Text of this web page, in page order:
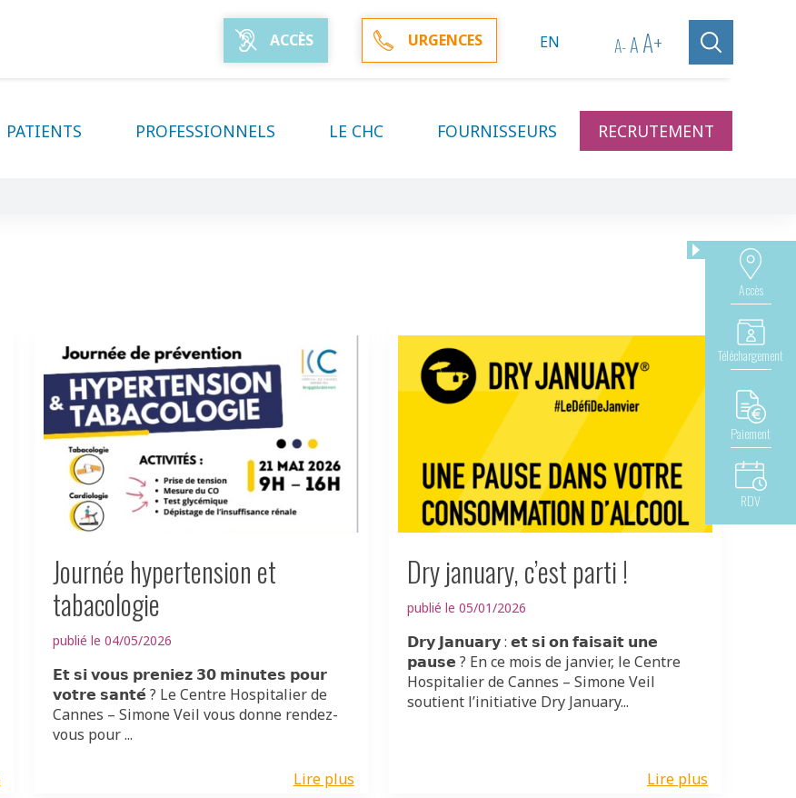
Accès
Téléchargement
Paiement
RDV
ACCÈS URGENCES EN A- AA+
PATIENTS PROFESSIONNELS LE CHC FOURNISSEURS RECRUTEMENT
Journée hypertension et
tabacologie
publié le 04/05/2026
𝗘𝘁 𝘀𝗶 𝘃𝗼𝘂𝘀 𝗽𝗿𝗲𝗻𝗶𝗲𝘇 𝟯𝟬 𝗺𝗶𝗻𝘂𝘁𝗲𝘀 𝗽𝗼𝘂𝗿
𝘃𝗼𝘁𝗿𝗲 𝘀𝗮𝗻𝘁𝗲́ ? Le Centre Hospitalier de
Cannes – Simone Veil vous donne rendez-
vous pour ...
Lire plus
Dry january, c’est parti !
publié le 05/01/2026
𝗗𝗿𝘆 𝗝𝗮𝗻𝘂𝗮𝗿𝘆 : 𝗲𝘁 𝘀𝗶 𝗼𝗻 𝗳𝗮𝗶𝘀𝗮𝗶𝘁 𝘂𝗻𝗲
𝗽𝗮𝘂𝘀𝗲 ? En ce mois de janvier, le Centre
Hospitalier de Cannes – Simone Veil
soutient l’initiative Dry January...
Lire plus